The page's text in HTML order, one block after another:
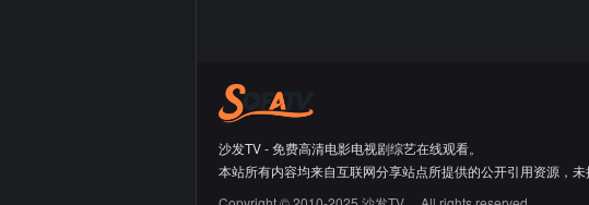
沙发TV - 免费高清电影电视剧综艺在线观看。
本站所有内容均来自互联网分享站点所提供的公开引用资源，未